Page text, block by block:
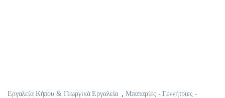
Εργαλεία Κήπου & Γεωργικά Εργαλεία
Μπαταρίες - Γεννήτριες -